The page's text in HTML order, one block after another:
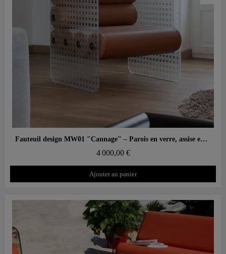
Aperçu rapide Fauteuil design MW01 "Cannage" – Parois en verre, assise en mousse
4 000,00 €
Ajouter au panier